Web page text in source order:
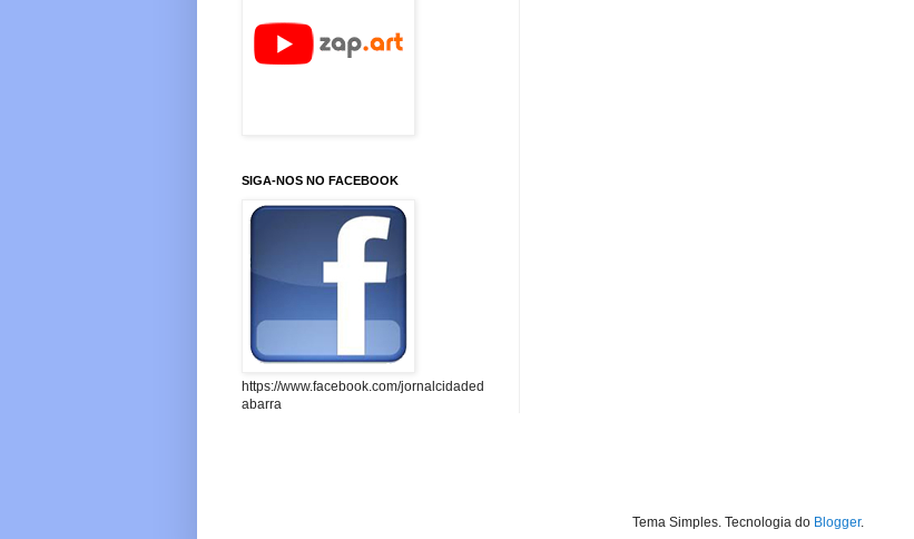
SIGA-NOS NO FACEBOOK
https://www.facebook.com/jornalcidaded
abarra
Tema Simples. Tecnologia do Blogger.